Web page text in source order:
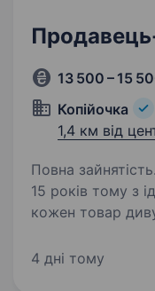
13 500 – 15
Копійочка
1,4 км від
Повна зайнятість. Опис вакансіїВсе почалося
15 років тому з
кожен товар
«Копійочка»
4 дні тому